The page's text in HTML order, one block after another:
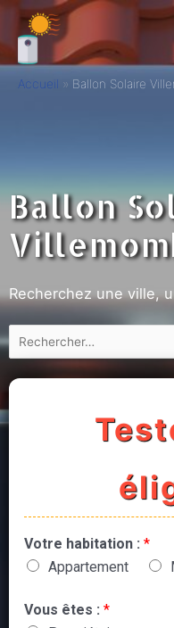
Accueil Ballon Solaire
Ballon
Recherchez une ville,
Votre habitation : *
Appartement
Vous êtes : *